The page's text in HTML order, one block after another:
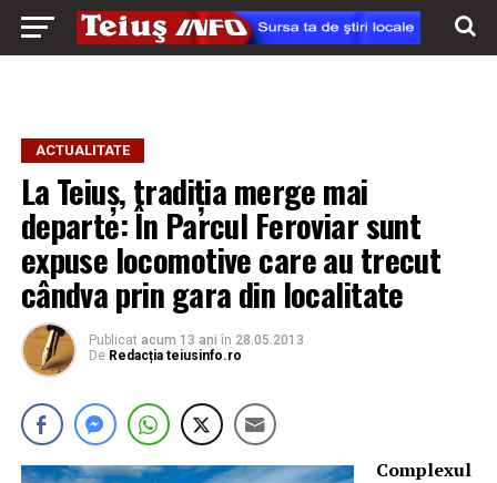
ACTUALITATE
La Teiuş, tradiţia merge mai
departe: În Parcul Feroviar sunt
expuse locomotive care au trecut
cândva prin gara din localitate
Publicat acum 13 ani în 28.05.2013
De Redacția teiusinfo.ro
Complexul